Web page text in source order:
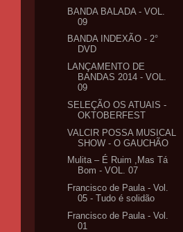
BANDA BALADA - VOL.
09
BANDA INDEXÃO - 2°
DVD
LANÇAMENTO DE
BANDAS 2014 - VOL.
09
SELEÇÃO OS ATUAIS -
OKTOBERFEST
VALCIR POSSA MUSICAL
SHOW - O GAUCHÃO
Mulita – É Ruim ,Mas Tá
Bom - VOL. 07
Francisco de Paula - Vol.
05 - Tudo é solidão
Francisco de Paula - Vol.
01